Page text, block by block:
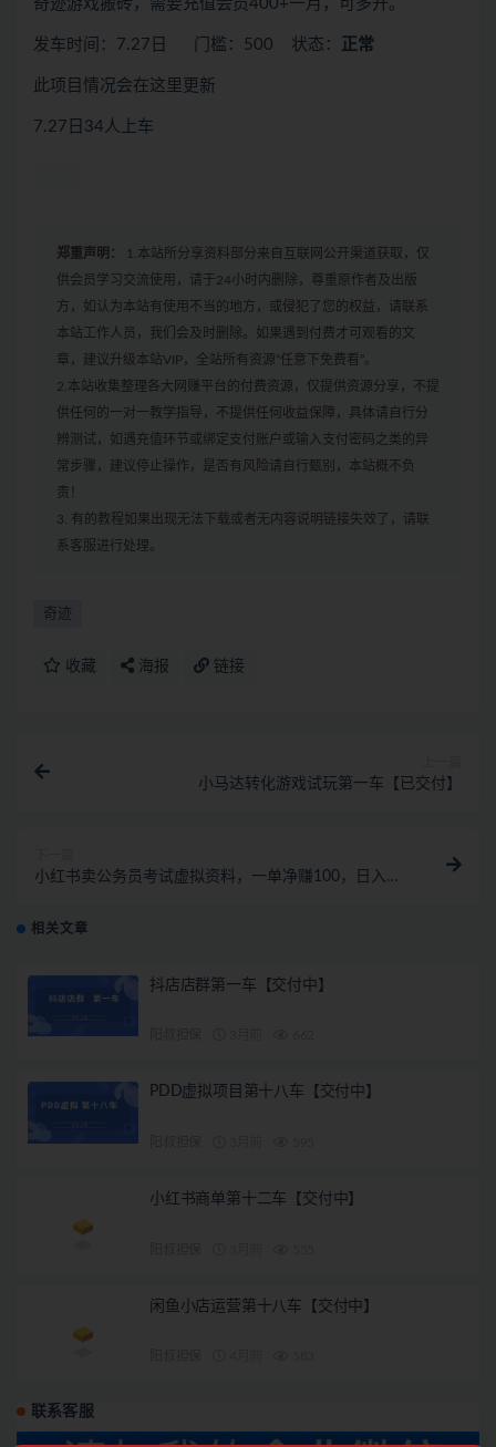
奇迹游戏搬砖，需要充值会员400+一月，可多开。
发车时间：7.27日 门槛：500 状态： 正常
此项目情况会在这里更新
7.27日34人上车
郑重声明：
1.本站所分享资料部分来自互联网公开渠道获取，仅
供会员学习交流使用，请于24小时内删除，尊重原作者及出版
方，如认为本站有使用不当的地方，或侵犯了您的权益，请联系
本站工作人员，我们会及时删除。如果遇到付费才可观看的文
章，建议升级本站VIP，全站所有资源“任意下免费看”。
2.本站收集整理各大网赚平台的付费资源，仅提供资源分享，不提
供任何的一对一教学指导，不提供任何收益保障，具体请自行分
辨测试，如遇充值环节或绑定支付账户或输入支付密码之类的异
常步骤，建议停止操作，是否有风险请自行甄别，本站概不负
责！
3. 有的教程如果出现无法下载或者无内容说明链接失效了，请联
系客服进行处理。
奇迹
收藏 海报 链接
小马达转化游戏试玩第一车【已交付】
小红书卖公务员考试虚拟资料，一单净赚100，日入
相关文章
抖店店群第一车【交付中】
PDD虚拟项目第十八车【交付中】
小红书商单第十二车【交付中】
闲鱼小店运营第十八车【交付中】
联系客服